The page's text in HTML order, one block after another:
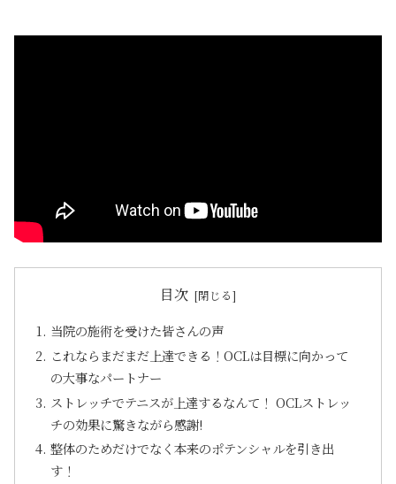
目次
当院の施術を受けた皆さんの声
これならまだまだ上達できる！OCLは目標に向かって
の大事なパートナー
ストレッチでテニスが上達するなんて！ OCLストレッ
チの効果に驚きながら感謝!
整体のためだけでなく本来のポテンシャルを引き出
す！